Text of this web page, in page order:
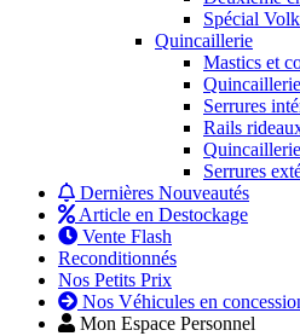
Spécial
Quincaillerie
Mastics et
Serrures
Rails
Serrures
Dernières Nouveautés
Article en Destockage
Vente Flash
Reconditionnés
Nos Petits Prix
Nos Véhicules en
Mon Espace Personnel